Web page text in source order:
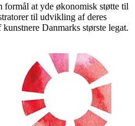
formål at yde økonomisk støtte til
til udvikling af deres
Danmarks største legat.